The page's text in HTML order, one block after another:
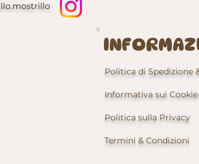
Politica di Spedizione
Informativa sui Cookie
Politica sulla Privacy
Termini & Condizioni